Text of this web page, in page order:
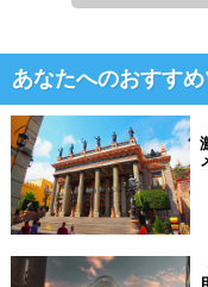
あなたへのおすす